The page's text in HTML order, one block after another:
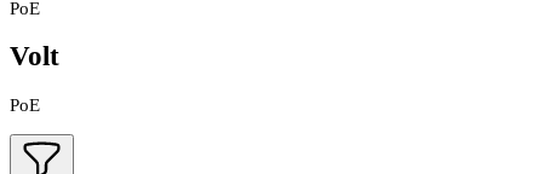
PoE
Volt
PoE